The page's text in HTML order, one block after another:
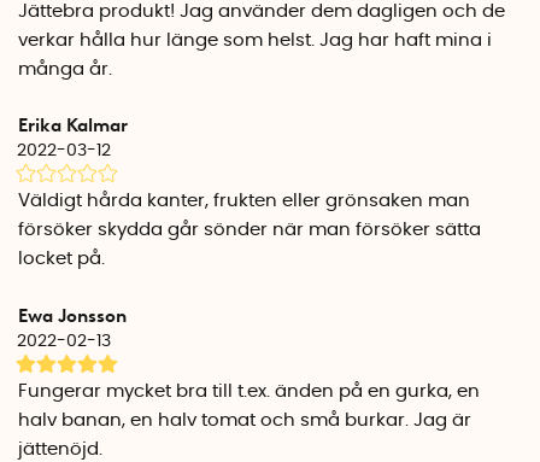
Jättebra produkt! Jag använder dem dagligen och de
verkar hålla hur länge som helst. Jag har haft mina i
många år.
Erika Kalmar
2022-03-12
Väldigt hårda kanter, frukten eller grönsaken man
försöker skydda går sönder när man försöker sätta
locket på.
Ewa Jonsson
2022-02-13
Fungerar mycket bra till t.ex. änden på en gurka, en
halv banan, en halv tomat och små burkar. Jag är
jättenöjd.